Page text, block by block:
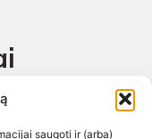
saugoti ir (arba)